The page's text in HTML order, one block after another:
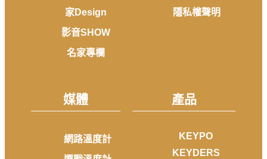
家Design
影音SHOW
名家專欄
隱私權聲明
媒體
網路溫度計
產品
KEYPO
KEYDERS